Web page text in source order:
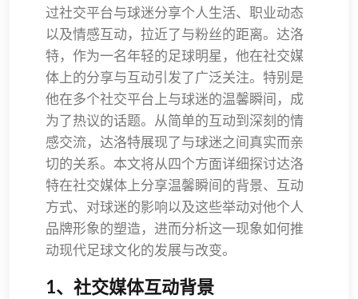
过社交平台与球迷分享个人生活、职业动态
以及情感互动，拉近了与粉丝的距离。达洛
特，作为一名年轻的足球明星，他在社交媒
体上的分享与互动引发了广泛关注。特别是
他在多个社交平台上与球迷的温馨瞬间，成
为了热议的话题。从简单的互动到深刻的情
感交流，达洛特展现了与球迷之间真实而亲
切的关系。本文将从四个方面详细探讨达洛
特在社交媒体上分享温馨瞬间的背景、互动
方式、对球迷的影响以及这些举动对他个人
品牌形象的塑造，进而分析这一现象如何推
动现代足球文化的发展与改变。
1、社交媒体互动背景